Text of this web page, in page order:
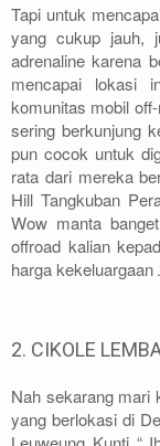
Tapi untuk
yang cukup jauh,
adrenaline karena
mencapai lokasi
komunitas mobil
sering berkunjung
pun cocok untuk
rata dari mereka
Hill Tangkuban
Wow manta
offroad kalian
harga kekeluargaan
2. CIKOLE
Nah sekarang mari
yang berlokasi di